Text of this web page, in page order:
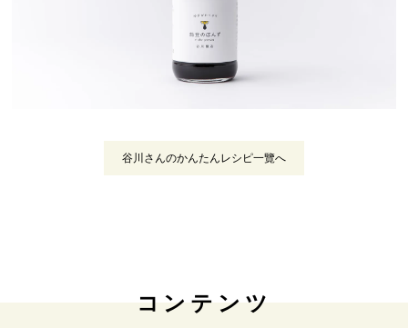
谷川さんのかんたんレシピ一覽へ
コンテンツ